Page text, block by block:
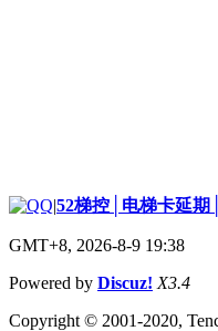
|52梯控│电梯卡延期
GMT+8, 2026-8-9 19:38
Powered by Discuz! X3.4
Copyright © 2001-2020,